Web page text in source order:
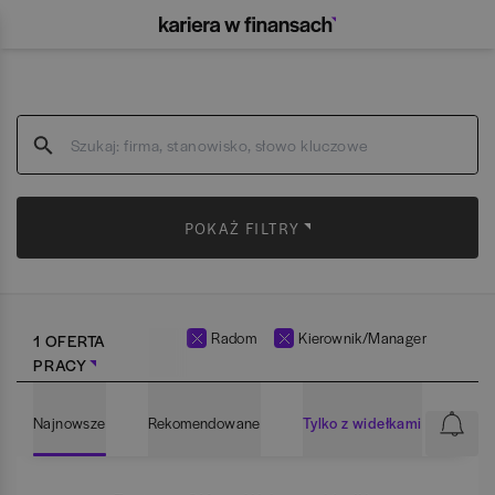
POKAŻ FILTRY
1 OFERTA
PRACY
Radom Kierownik/Manager
Najnowsze Rekomendowane Tylko z widełkami